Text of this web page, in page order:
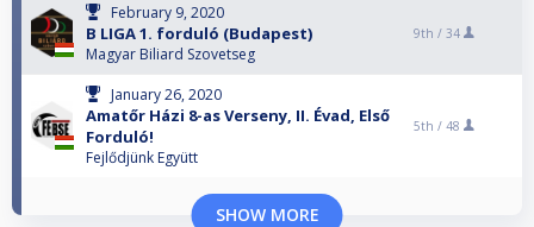
February 9, 2020
B LIGA 1. forduló (Budapest)
Magyar Biliard Szovetseg
9th / 34
January 26, 2020
Amatőr Házi 8-as Verseny, II. Évad, Első
Forduló!
Fejlődjünk Együtt
5th / 48
SHOW MORE